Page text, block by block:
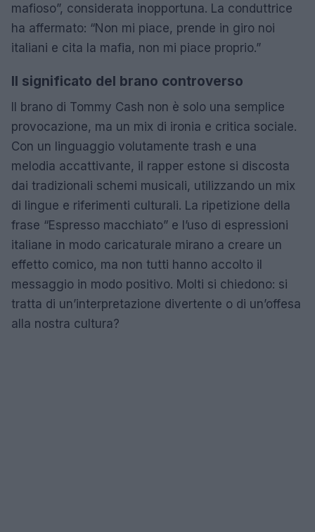
mafioso”, considerata inopportuna. La conduttrice
ha affermato: “Non mi piace, prende in giro noi
italiani e cita la mafia, non mi piace proprio.”
Il significato del brano controverso
Il brano di Tommy Cash non è solo una semplice
provocazione, ma un mix di ironia e critica sociale.
Con un linguaggio volutamente trash e una
melodia accattivante, il rapper estone si discosta
dai tradizionali schemi musicali, utilizzando un mix
di lingue e riferimenti culturali. La ripetizione della
frase “Espresso macchiato” e l’uso di espressioni
italiane in modo caricaturale mirano a creare un
effetto comico, ma non tutti hanno accolto il
messaggio in modo positivo. Molti si chiedono: si
tratta di un’interpretazione divertente o di un’offesa
alla nostra cultura?